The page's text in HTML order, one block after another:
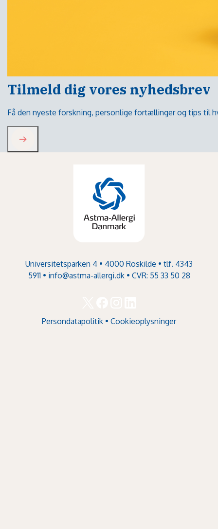
Tilmeld dig vores nyhedsbrev
Få den nyeste forskning, personlige fortællinger og tips til
Universitetsparken 4 • 4000 Roskilde • tlf. 4343
5911 • info@astma-allergi.dk• CVR: 55 33 50 28
Persondatapolitik • Cookieoplysninger